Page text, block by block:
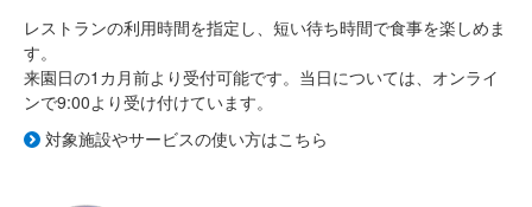
レストランの利用時間を指定し、短い待ち時間で食事を楽しめま
す。
来園日の1カ月前より受付可能です。当日については、オンライ
ンで9:00より受け付けています。
対象施設やサービスの使い方はこちら